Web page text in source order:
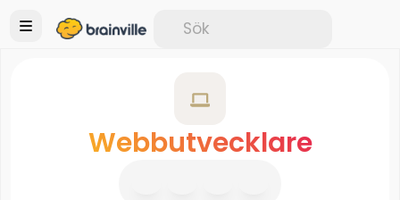
Webbutvecklare